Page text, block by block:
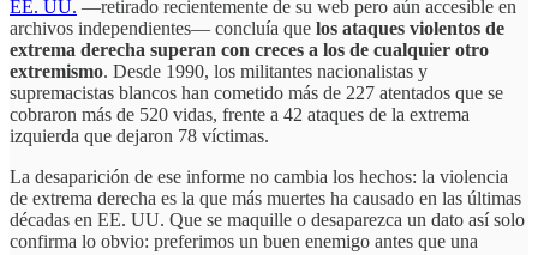
EE. UU. —retirado recientemente de su web pero aún accesible en
archivos independientes— concluía que los ataques violentos de
extrema derecha superan con creces a los de cualquier otro
extremismo. Desde 1990, los militantes nacionalistas y
supremacistas blancos han cometido más de 227 atentados que se
cobraron más de 520 vidas, frente a 42 ataques de la extrema
izquierda que dejaron 78 víctimas.
La desaparición de ese informe no cambia los hechos: la violencia
de extrema derecha es la que más muertes ha causado en las últimas
décadas en EE. UU. Que se maquille o desaparezca un dato así solo
confirma lo obvio: preferimos un buen enemigo antes que una